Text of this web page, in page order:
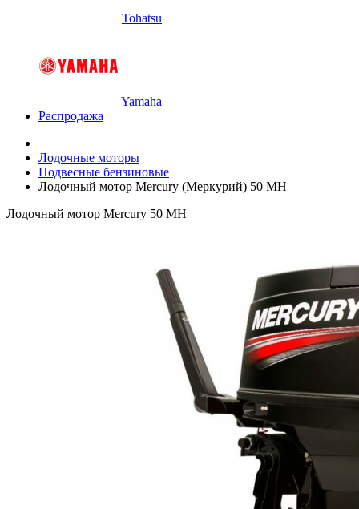
Tohatsu
Yamaha
Распродажа
Лодочные моторы
Подвесные бензиновые
Лодочный мотор Mercury (Меркурий) 50 MH
Лодочный мотор Mercury 50 MH